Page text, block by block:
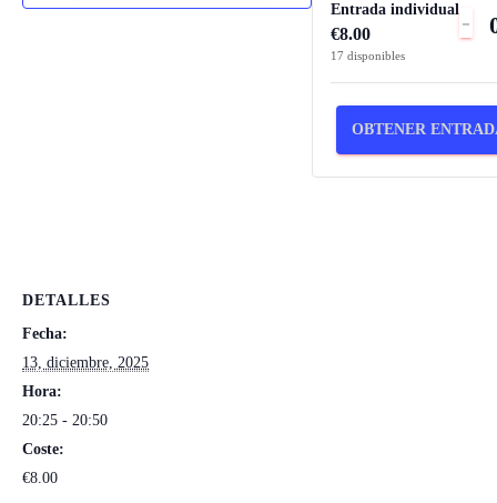
DETALLES
Fecha:
13, diciembre, 2025
Hora:
20:25 - 20:50
Coste:
€8.00
Entrada individual
€8.00
17 disponibles
DE
-
OBTENER